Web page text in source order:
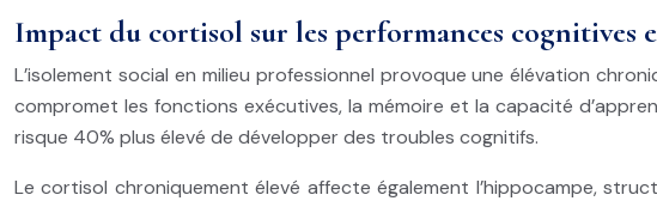
Impact du cortisol sur les performances cognitives
L’isolement social en milieu professionnel provoque une élévation
compromet les fonctions exécutives, la mémoire et la capacité
risque 40% plus élevé de développer des troubles cognitifs.
Le cortisol chroniquement élevé affecte également l’hippocampe,